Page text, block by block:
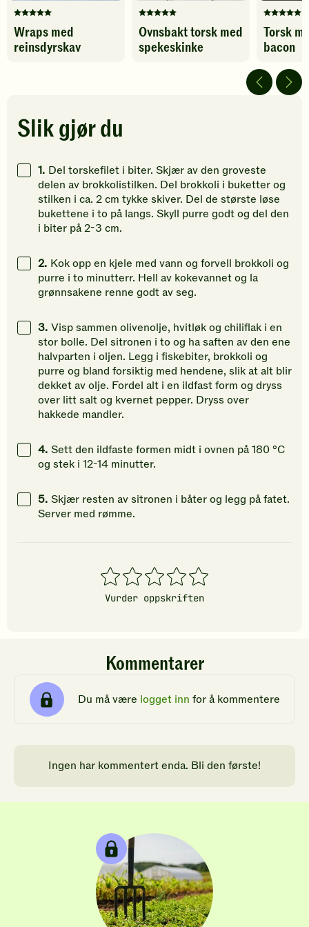
Denne
oppskriften
har
stjerner.
Klikk
å
gi
vurdering.
Wraps med
reinsdyrskav
Denne
oppskriften
har
å
gi
din
vurdering.
Ovnsbakt torsk med
spekeskinke
Denne
har
5
av
gi
din
Torsk
bacon
Slik gjør du
1. Del torskefilet i biter. Skjær av den groveste
delen av brokkolistilken. Del brokkoli i buketter og
stilken i ca. 2 cm tykke skiver. Del de største løse
bukettene i to på langs. Skyll purre godt og del den
i biter på 2-3 cm.
2. Kok opp en kjele med vann og forvell brokkoli og
purre i to minutterr. Hell av kokevannet og la
grønnsakene renne godt av seg.
3. Visp sammen olivenolje, hvitløk og chiliflak i en
stor bolle. Del sitronen i to og ha saften av den ene
halvparten i oljen. Legg i fiskebiter, brokkoli og
purre og bland forsiktig med hendene, slik at alt blir
dekket av olje. Fordel alt i en ildfast form og dryss
over litt salt og kvernet pepper. Dryss over
hakkede mandler.
4. Sett den ildfaste formen midt i ovnen på 180 °C
og stek i 12-14 minutter.
5. Skjær resten av sitronen i båter og legg på fatet.
Server med rømme.
1
stjerner
2
stjerner
3
stjerner
4
stjerner
5
stjerner
Vurder oppskriften
Kommentarer
Du må være logget inn for å kommentere
Ingen har kommentert enda. Bli den første!